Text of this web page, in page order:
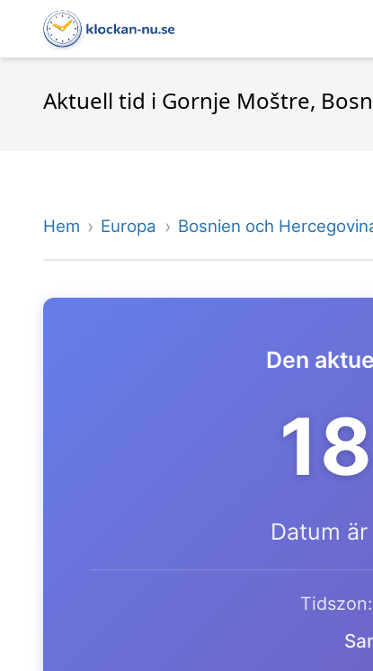
Aktuell tid i Gornje Moštre,
Hem Europa Bosnien och
Den
Datum är
Tidszon: